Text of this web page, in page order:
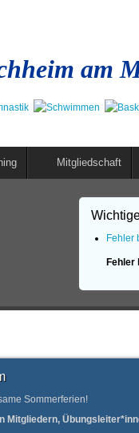
am
Mitgliedschaft
Fehler
Fehler
Sommerferien!
Mitgliedern,